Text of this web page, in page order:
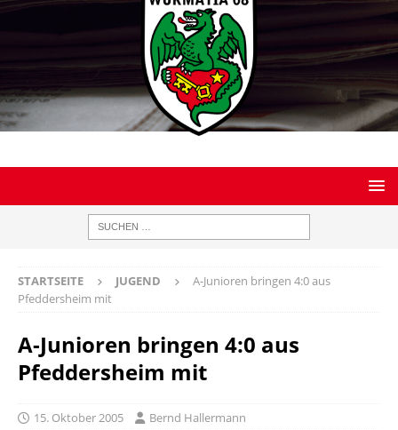
STARTSEITE JUGEND
A-Junioren bringen 4:0 aus
Pfeddersheim mit
A-Junioren bringen 4:0 aus
Pfeddersheim mit
15. Oktober 2005 Bernd Hallermann